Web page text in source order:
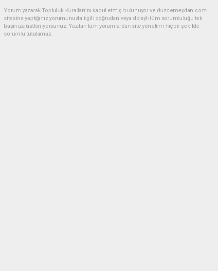
Yorum yazarak Topluluk Kuralları’nı kabul etmiş bulunuyor ve duzcemeydan.com
sitesine yaptığınız yorumunuzla ilgili doğrudan veya dolaylı tüm sorumluluğu tek
başınıza üstleniyorsunuz. Yazılan tüm yorumlardan site yönetimi hiçbir şekilde
sorumlu tutulamaz.